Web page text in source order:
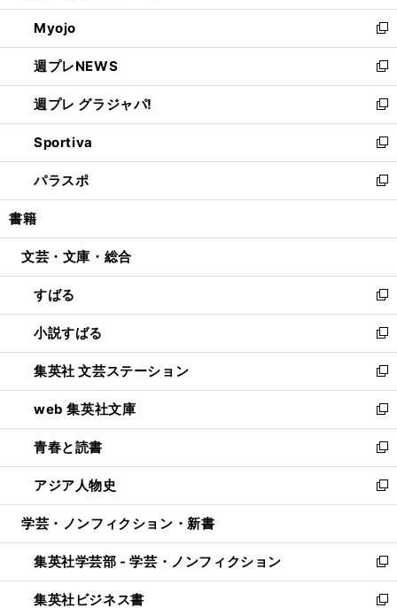
開
く
ウ
で
開
く
ン
ド
ウ
で
開
く
ウ
ィ
ン
ド
ウ
で
開
く
Myojo
新
し
い
ウ
ィ
ン
ド
ウ
で
開
週プレNEWS
新
し
い
ウ
ィ
ン
ド
ウ
開
週プレ グラジャパ!
新
し
い
ウ
ィ
ン
ウ
開
く
Sportiva
新
し
い
ウ
ン
ウ
で
開
く
パラスポ
新
し
ウ
ン
ド
ウ
で
開
く
書籍
文芸・文庫・総合
すばる
新
し
い
ウ
ィ
ン
ド
ウ
で
開
く
小説すばる
新
し
い
ウ
ィ
ン
ド
ウ
で
開
集英社 文芸ステーション
新
し
い
ウ
ィ
ン
ド
ウ
開
く
web 集英社文庫
新
し
い
ウ
ィ
ン
ウ
で
開
く
青春と読書
新
し
い
ウ
ン
ド
ウ
で
アジア人物史
新
し
ウ
ィ
ン
ド
学芸・ノンフィクション・新書
集英社学芸部 - 学芸・ノンフィクション
新
し
い
集英社ビジネス書
新